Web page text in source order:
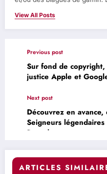
View All Posts
Previous post
Sur fond de
justice Apple et
Next post
Découvrez en
Seigneurs
Paunch
ARTICLES